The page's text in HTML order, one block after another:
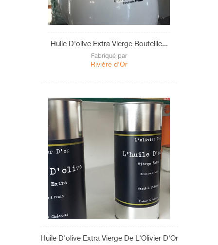
Huile D'olive Extra Vierge Bouteille...
Fabriqué par
Rivière d'Or
Huile D'olive Extra Vierge De L'Olivier D'Or